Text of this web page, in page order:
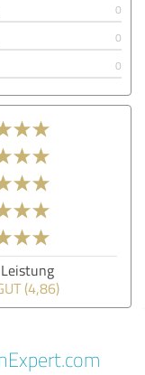
0
0
0
(4,86)